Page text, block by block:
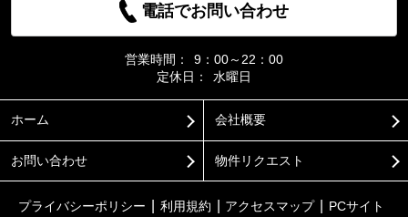
電話でお問い合わせ
営業時間：
9：00～22：00
定休日：
水曜日
ホーム 会社概要
お問い合わせ 物件リクエスト
プライバシーポリシー 利用規約 アクセスマップ PCサイト